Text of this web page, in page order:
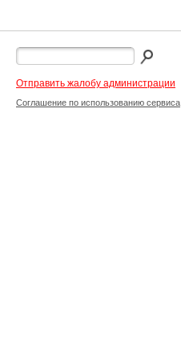
Отправить жалобу администрации
Соглашение по использованию сервиса